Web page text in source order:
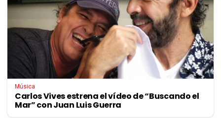
Música
Carlos Vives estrena el vídeo de “Buscando el
Mar” con Juan Luis Guerra